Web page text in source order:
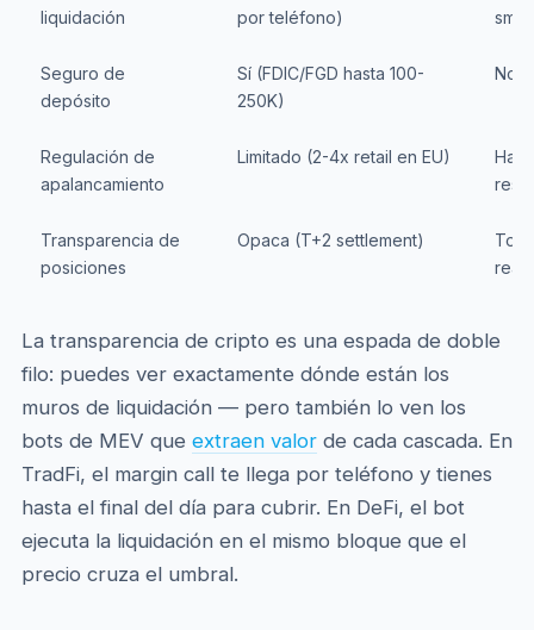
liquidación por teléfono)
Seguro de
depósito
Sí (FDIC/FGD hasta 100-
250K)
No
Regulación de
apalancamiento
Limitado (2-4x retail en EU)
Transparencia de
posiciones
Opaca (T+2 settlement)
real)
La transparencia de cripto es una espada de doble
filo: puedes ver exactamente dónde están los
muros de liquidación — pero también lo ven los
bots de MEV que extraen valorde cada cascada. En
TradFi, el margin call te llega por teléfono y tienes
hasta el final del día para cubrir. En DeFi, el bot
ejecuta la liquidación en el mismo bloque que el
precio cruza el umbral.